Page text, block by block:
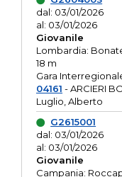
dal: 03/01/2026
al: 03/01/2026
Giovanile
Lombardia:
18 m
Gara
04161 - ARCIERI
Luglio, Alberto
G2615001
dal: 03/01/2026
al: 03/01/2026
Giovanile
Campania: